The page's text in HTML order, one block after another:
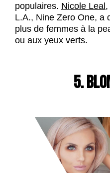
populaires. Nicole Leal
L.A., Nine Zero One, a
plus de femmes à la
ou aux yeux verts.
5.